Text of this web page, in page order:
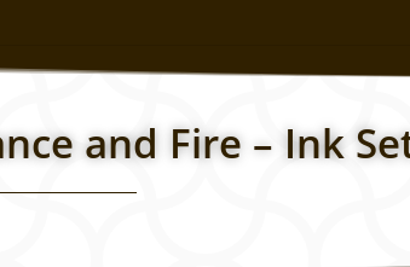
and Fire – Ink